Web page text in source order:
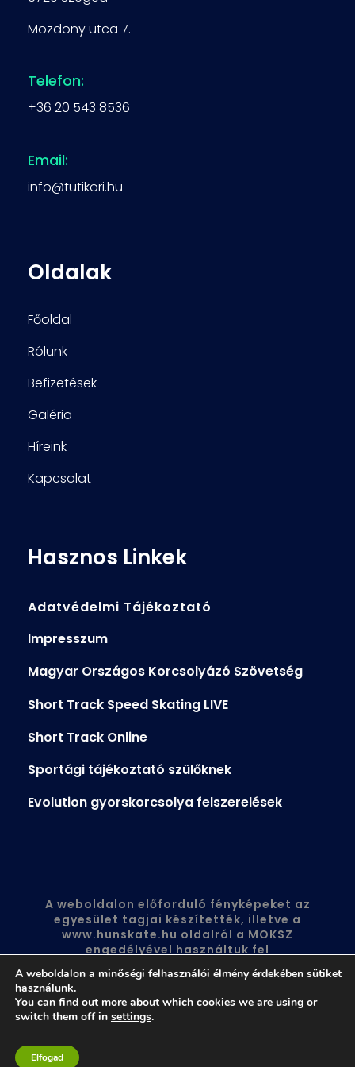
Mozdony utca 7.
Telefon:
+36 20 543 8536
Email:
info@tutikori.hu
Oldalak
Főoldal
Rólunk
Befizetések
Galéria
Híreink
Kapcsolat
Hasznos Linkek
Adatvédelmi Tájékoztató
Impresszum
Magyar Országos Korcsolyázó Szövetség
Short Track Speed Skating LIVE
Short Track Online
Sportági tájékoztató szülőknek
Evolution gyorskorcsolya felszerelések
A weboldalon előforduló fényképeket az
egyesület tagjai készítették, illetve a
www.hunskate.hu oldalról a MOKSZ
engedélyével használtuk fel
A weboldalon a minőségi felhasználói élmény érdekében sütiket
használunk.
You can find out more about which cookies we are using or
switch them off in settings.
Elfogad